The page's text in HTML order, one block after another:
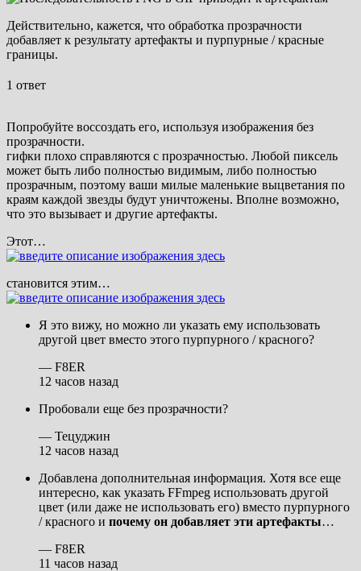
Действительно, кажется, что обработка прозрачности
добавляет к результату артефакты и пурпурные / красные
границы.
1 ответ
Попробуйте воссоздать его, используя изображения без
прозрачности.
гифки плохо справляются с прозрачностью. Любой пиксель
может быть либо полностью видимым, либо полностью
прозрачным, поэтому ваши милые маленькие выцветания по
краям каждой звезды будут уничтожены. Вполне возможно,
что это вызывает и другие артефакты.
Этот…
становится этим…
Я это вижу, но можно ли указать ему использовать
другой цвет вместо этого пурпурного / красного?
— F8ER
12 часов назад
Пробовали еще без прозрачности?
— Тецуджин
12 часов назад
Добавлена ​​дополнительная информация. Хотя все еще
интересно, как указать FFmpeg использовать другой
цвет (или даже не использовать его) вместо пурпурного
/ красного и почему он добавляет эти артефакты…
— F8ER
11 часов назад